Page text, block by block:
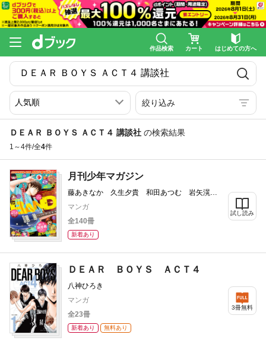
作品検索 カート はじめての方へ
絞り込み
ＤＥＡＲ ＢＯＹＳ ＡＣＴ４ 講談社 の検索結果
1～4件/全4件
月刊少年マガジン
藤あきなか 久生夕貴 和田あつむ 岩矢滉一
朗 沖田さとり saku 森下真 村枝賢一 八
き 浅見よう 日向夏 業務用餅 遠藤浩輝
山原義人 岩永亮太郎 川原正敏 甲斐とうし
マンガ
全140冊
新着あり
試し読み
ＤＥＡＲ ＢＯＹＳ ＡＣＴ４
八神ひろき
マンガ
全23冊
新着あり 無料あり
3冊無料